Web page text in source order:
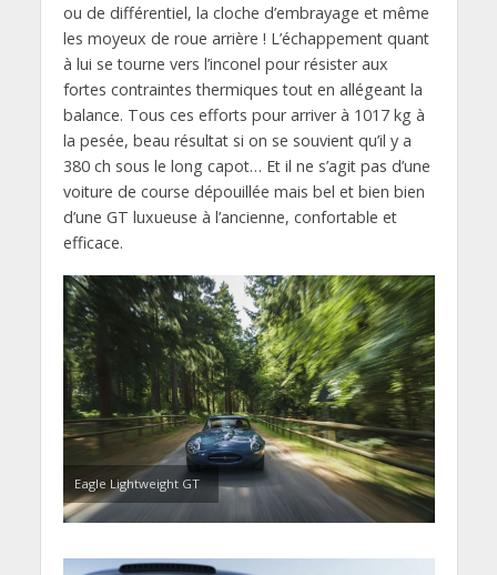
ou de différentiel, la cloche d’embrayage et même
les moyeux de roue arrière ! L’échappement quant
à lui se tourne vers l’inconel pour résister aux
fortes contraintes thermiques tout en allégeant la
balance. Tous ces efforts pour arriver à 1017 kg à
la pesée, beau résultat si on se souvient qu’il y a
380 ch sous le long capot… Et il ne s’agit pas d’une
voiture de course dépouillée mais bel et bien bien
d’une GT luxueuse à l’ancienne, confortable et
efficace.
Eagle Lightweight GT